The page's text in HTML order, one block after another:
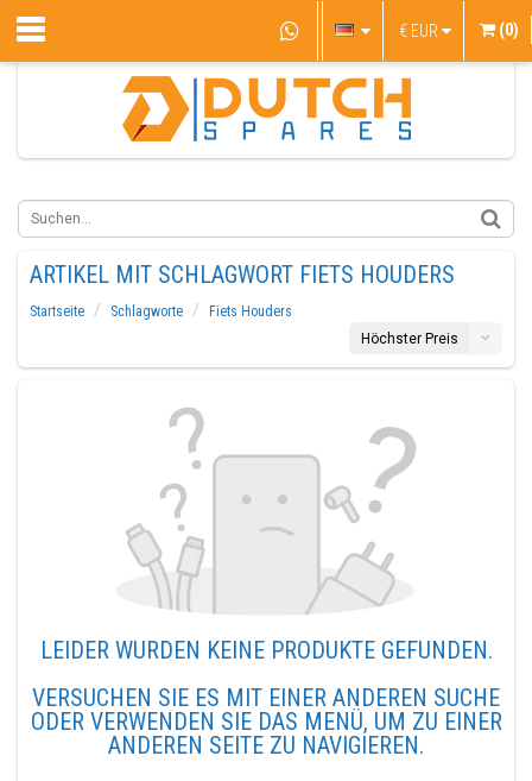
€ EUR (0)
ARTIKEL MIT SCHLAGWORT FIETS HOUDERS
Startseite Schlagworte
Fiets Houders
Höchster Preis
LEIDER WURDEN KEINE PRODUKTE GEFUNDEN.
VERSUCHEN SIE ES MIT EINER ANDEREN SUCHE
ODER VERWENDEN SIE DAS MENÜ, UM ZU EINER
ANDEREN SEITE ZU NAVIGIEREN.